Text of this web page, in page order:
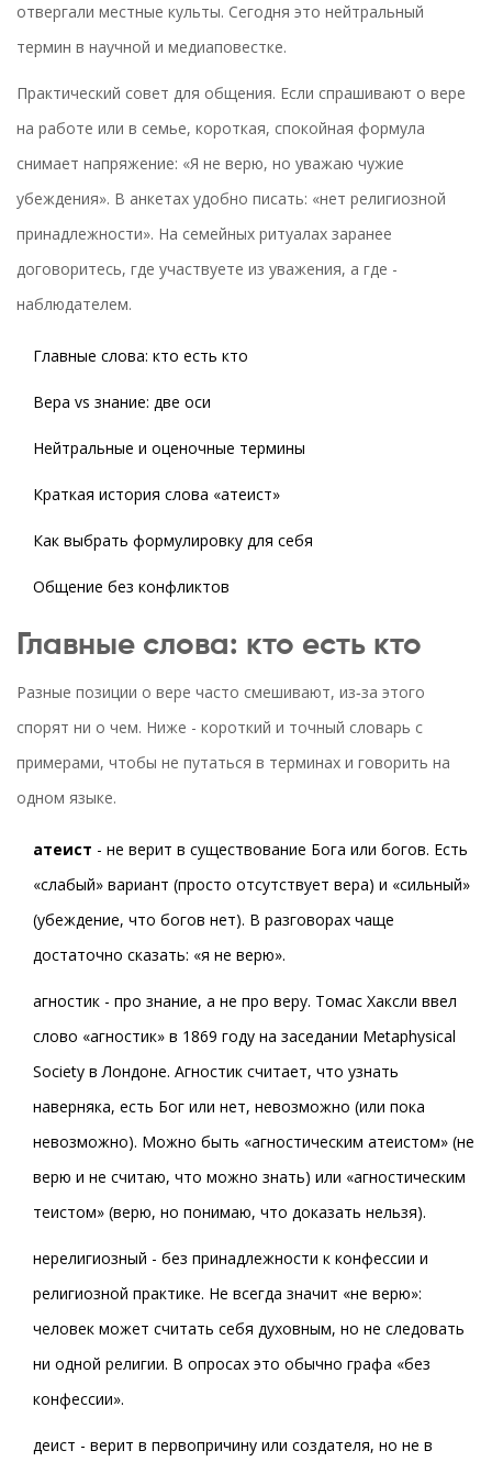
отвергали местные культы. Сегодня это нейтральный
термин в научной и медиаповестке.
Практический совет для общения. Если спрашивают о вере
на работе или в семье, короткая, спокойная формула
снимает напряжение: «Я не верю, но уважаю чужие
убеждения». В анкетах удобно писать: «нет религиозной
принадлежности». На семейных ритуалах заранее
договоритесь, где участвуете из уважения, а где -
наблюдателем.
Главные слова: кто есть кто
Вера vs знание: две оси
Нейтральные и оценочные термины
Краткая история слова «атеист»
Как выбрать формулировку для себя
Общение без конфликтов
Главные слова: кто есть кто
Разные позиции о вере часто смешивают, из‑за этого
спорят ни о чем. Ниже - короткий и точный словарь с
примерами, чтобы не путаться в терминах и говорить на
одном языке.
атеист - не верит в существование Бога или богов. Есть
«слабый» вариант (просто отсутствует вера) и «сильный»
(убеждение, что богов нет). В разговорах чаще
достаточно сказать: «я не верю».
агностик - про знание, а не про веру. Томас Хаксли ввел
слово «агностик» в 1869 году на заседании Metaphysical
Society в Лондоне. Агностик считает, что узнать
наверняка, есть Бог или нет, невозможно (или пока
невозможно). Можно быть «агностическим атеистом» (не
верю и не считаю, что можно знать) или «агностическим
теистом» (верю, но понимаю, что доказать нельзя).
нерелигиозный - без принадлежности к конфессии и
религиозной практике. Не всегда значит «не верю»:
человек может считать себя духовным, но не следовать
ни одной религии. В опросах это обычно графа «без
конфессии».
деист - верит в первопричину или создателя, но не в